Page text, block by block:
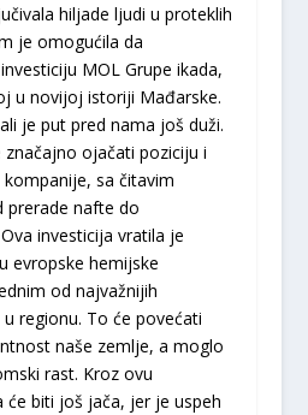
hiljade ljudi u proteklih
je omogućila da
MOL Grupe ikada,
u novijoj istoriji Mađarske.
je put pred nama još duži.
ojačati poziciju i
sa čitavim
prerade nafte do
investicija vratila je
evropske hemijske
od najvažnijih
regionu. To će povećati
naše zemlje, a moglo
rast. Kroz ovu
će biti još jača, jer je uspeh